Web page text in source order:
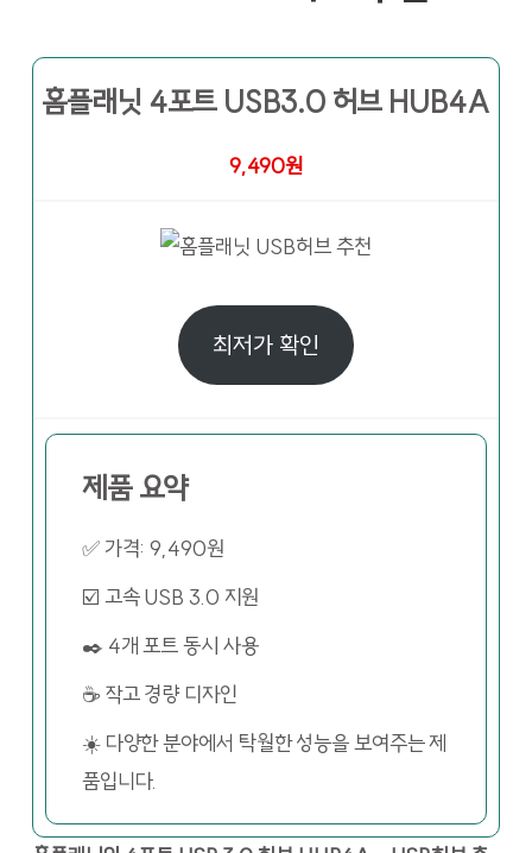
홈플래닛 4포트 USB3.0 허브 HUB4A
9,490원
최저가 확인
제품 요약
✅ 가격: 9,490원
☑️ 고속 USB 3.0 지원
✒️ 4개 포트 동시 사용
☕ 작고 경량 디자인
☀️ 다양한 분야에서 탁월한 성능을 보여주는 제
품입니다.